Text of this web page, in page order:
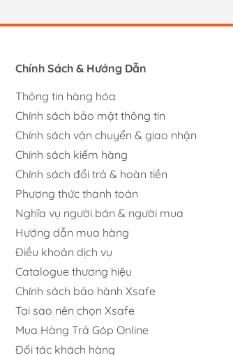
Chính Sách & Hướng Dẫn
Thông tin hàng hóa
Chính sách bảo mật thông tin
Chính sách vận chuyển & giao nhận
Chính sách kiểm hàng
Chính sách đổi trả & hoàn tiền
Phương thức thanh toán
Nghĩa vụ người bán & người mua
Hướng dẫn mua hàng
Điều khoản dịch vụ
Catalogue thương hiệu
Chính sách bảo hành Xsafe
Tại sao nên chọn Xsafe
Mua Hàng Trả Góp Online
Đối tác khách hàng